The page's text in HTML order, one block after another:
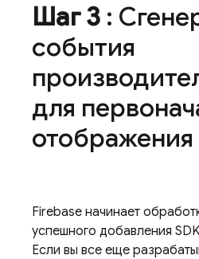
Шаг 3 :
события
для
Firebase начинает
успешного добавления
Если вы все еще